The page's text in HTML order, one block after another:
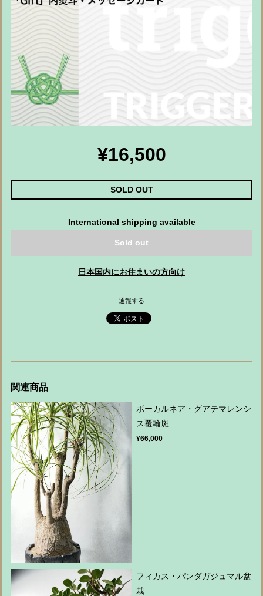
¥16,500
SOLD OUT
International shipping available
Sold out
日本国内にお住まいの方向け
通報する
関連商品
ボーカルネア・グアテマレンシ
ス覆輪斑
¥66,000
フィカス・パンダガジュマル盆
栽